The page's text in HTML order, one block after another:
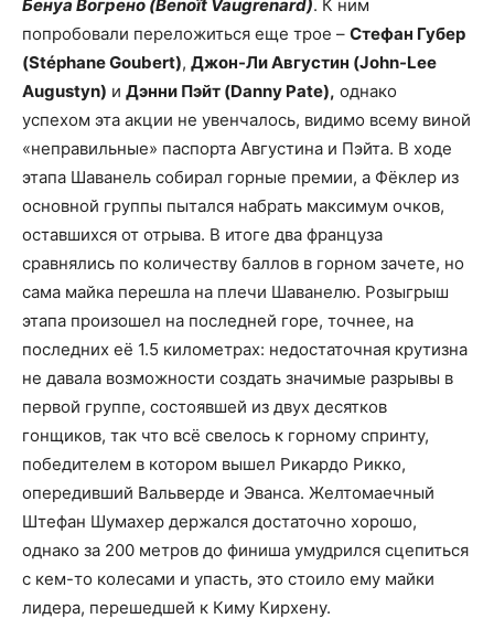
Бенуа Вогрено (Benoît Vaugrenard). К ним
попробовали переложиться еще трое – Стефан Губер
(Stéphane Goubert), Джон-Ли Августин (John-Lee
Augustyn) и Дэнни Пэйт (Danny Pate), однако
успехом эта акции не увенчалось, видимо всему виной
«неправильные» паспорта Августина и Пэйта. В ходе
этапа Шаванель собирал горные премии, а Фёклер из
основной группы пытался набрать максимум очков,
оставшихся от отрыва. В итоге два француза
сравнялись по количеству баллов в горном зачете, но
сама майка перешла на плечи Шаванелю. Розыгрыш
этапа произошел на последней горе, точнее, на
последних её 1.5 километрах: недостаточная крутизна
не давала возможности создать значимые разрывы в
первой группе, состоявшей из двух десятков
гонщиков, так что всё свелось к горному спринту,
победителем в котором вышел Рикардо Рикко,
опередивший Вальверде и Эванса. Желтомаечный
Штефан Шумахер держался достаточно хорошо,
однако за 200 метров до финиша умудрился сцепиться
с кем-то колесами и упасть, это стоило ему майки
лидера, перешедшей к Киму Кирхену.